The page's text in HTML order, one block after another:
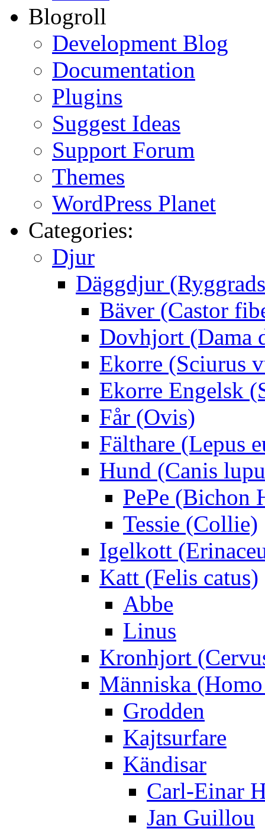
Blogroll
Development Blog
Documentation
Plugins
Suggest Ideas
Support Forum
Themes
WordPress Planet
Categories:
Djur
Däggdjur
Bäver (Castor
Dovhjort (Dama
Ekorre (Sciurus
Ekorre Engelsk
Får (Ovis)
Fälthare (Lepus
Hund (Canis
PePe (Bichon
Tessie (Collie)
Igelkott
Katt (Felis catus)
Abbe
Linus
Kronhjort
Människa
Grodden
Kajtsurfare
Kändisar
Carl-Einar
Jan Guillou